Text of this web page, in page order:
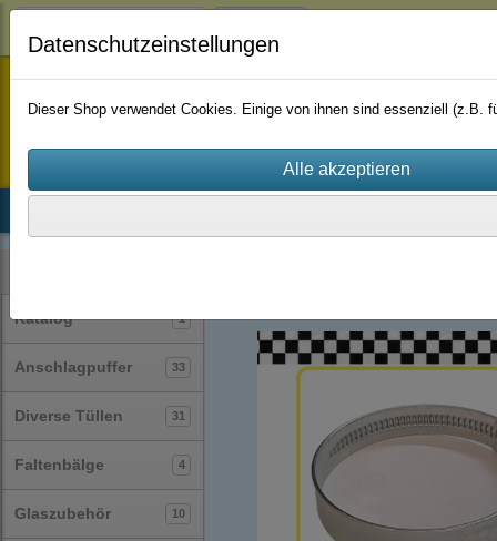
staufenbiel-berlin
Katalog 1
Anschlagpuffer 33
Diverse Tüllen 31
Faltenbälge 4
Glaszubehör 10
Datenschutzeinstellungen
Dieser Shop verwendet Cookies. Einige von ihnen sind essenziell (z.B.